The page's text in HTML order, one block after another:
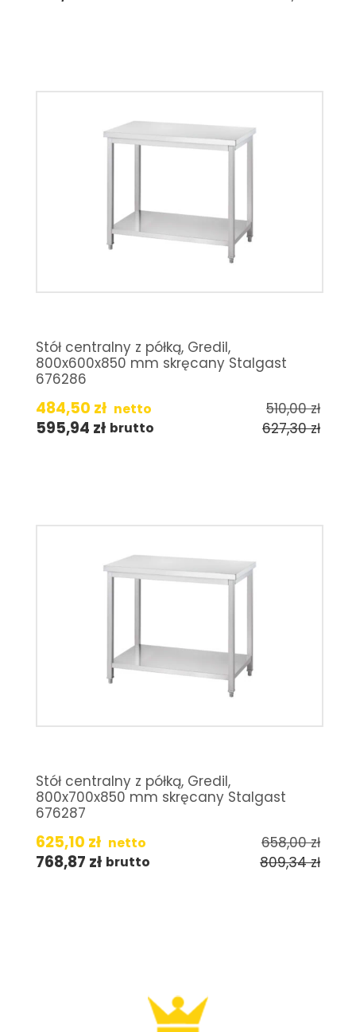
Stół centralny z półką, Gredil,
800x600x850 mm skręcany Stalgast
676286
484,50 zł netto 510,00zł
595,94 zł brutto 627,30zł
Stół centralny z półką, Gredil,
800x700x850 mm skręcany Stalgast
676287
625,10 zł netto 658,00zł
768,87 zł brutto 809,34zł